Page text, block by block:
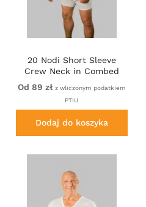
20 Nodi Short Sleeve
Crew Neck in Combed
Cotton Jersey White
Od 89 zł z wliczonym podatkiem
PTiU
Dodaj do koszyka